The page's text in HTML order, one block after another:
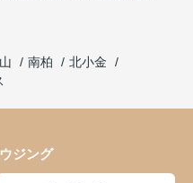
南柏
北小金
ジング